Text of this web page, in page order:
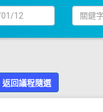
期
返回議程隨選